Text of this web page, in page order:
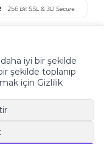
Tema19
iyi bir şekilde
şekilde toplanıp
için Gizlilik